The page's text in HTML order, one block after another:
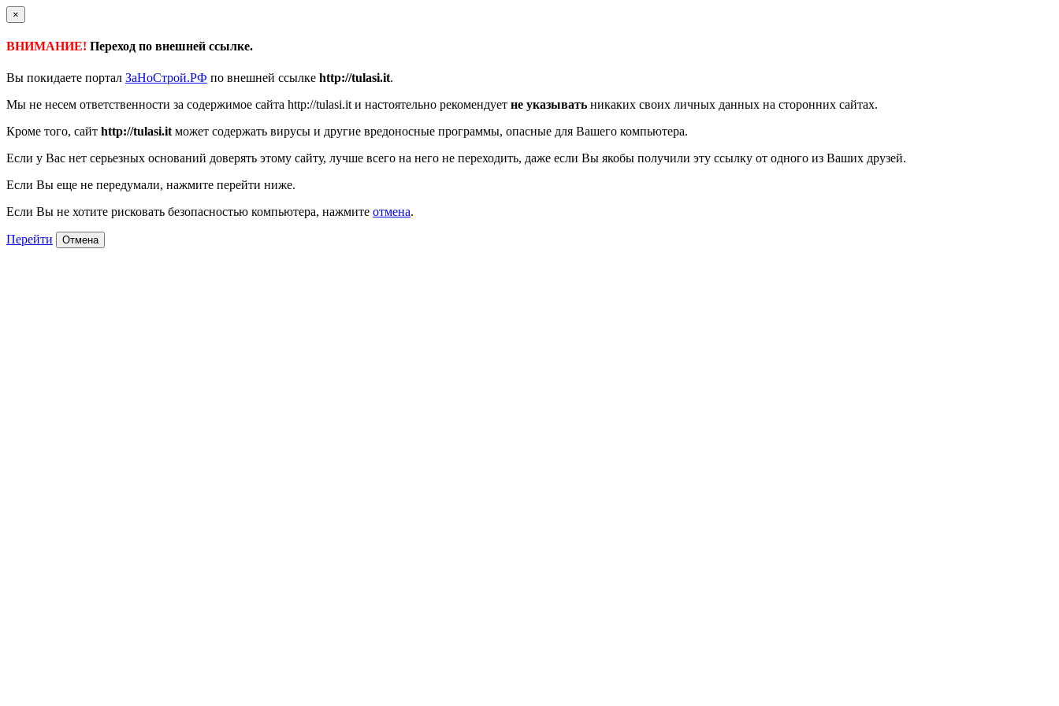
×
ВНИМАНИЕ! Переход по внешней ссылке.
Вы покидаете портал ЗаНоСтрой.РФ по внешней ссылке http://tulasi.it.
Мы не несем ответственности за содержимое сайта http://tulasi.it и настоятельно рекомендует не указывать никаких своих личных данных на сторонних сайтах.
Кроме того, сайт http://tulasi.it может содержать вирусы и другие вредоносные программы, опасные для Вашего компьютера.
Если у Вас нет серьезных оснований доверять этому сайту, лучше всего на него не переходить, даже если Вы якобы получили эту ссылку от одного из Ваших друзей.
Если Вы еще не передумали, нажмите перейти ниже.
Если Вы не хотите рисковать безопасностью компьютера, нажмите отмена.
Перейти Отмена